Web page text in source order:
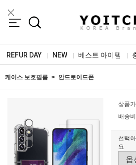
REFUR DAY NEW 베스트 아이템
케이스 보호필름 안드로이드폰
상품가
배송비
선택하
요